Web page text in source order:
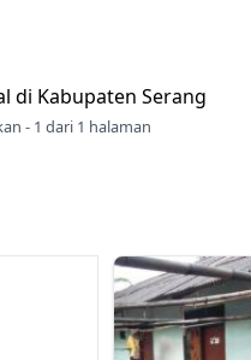
di Kabupaten Serang
- 1 dari 1 halaman